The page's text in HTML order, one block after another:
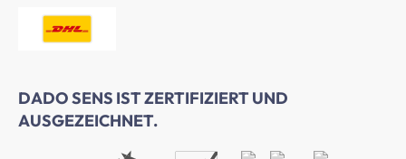
DADO SENS IST ZERTIFIZIERT UND
AUSGEZEICHNET.